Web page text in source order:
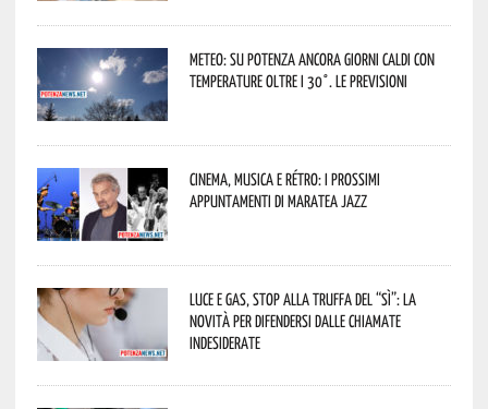
Meteo: su Potenza ancora giorni caldi con
temperature oltre i 30°. Le previsioni
Cinema, musica e rétro: i prossimi
appuntamenti di Maratea Jazz
Luce e gas, stop alla truffa del “Sì”: la
novità per difendersi dalle chiamate
indesiderate